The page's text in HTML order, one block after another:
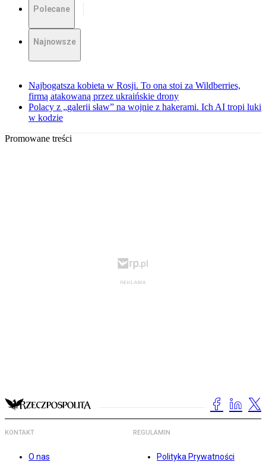
Polecane
Najnowsze
Najbogatsza kobieta w Rosji. To ona stoi za Wildberries,
firmą atakowaną przez ukraińskie drony
Polacy z „galerii sław” na wojnie z hakerami. Ich AI tropi luki
w kodzie
Promowane treści
KONTAKT
O nas
REGULAMIN
Polityka Prywatności